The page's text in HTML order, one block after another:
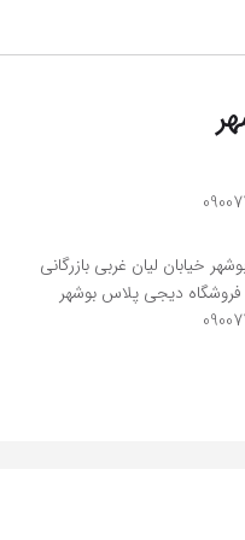
خیابان لیان غربی بازرگانی
دیجی پلاس بوشهر